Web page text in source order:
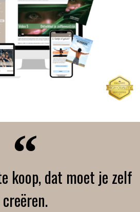
koop, dat moet je zelf
creëren.